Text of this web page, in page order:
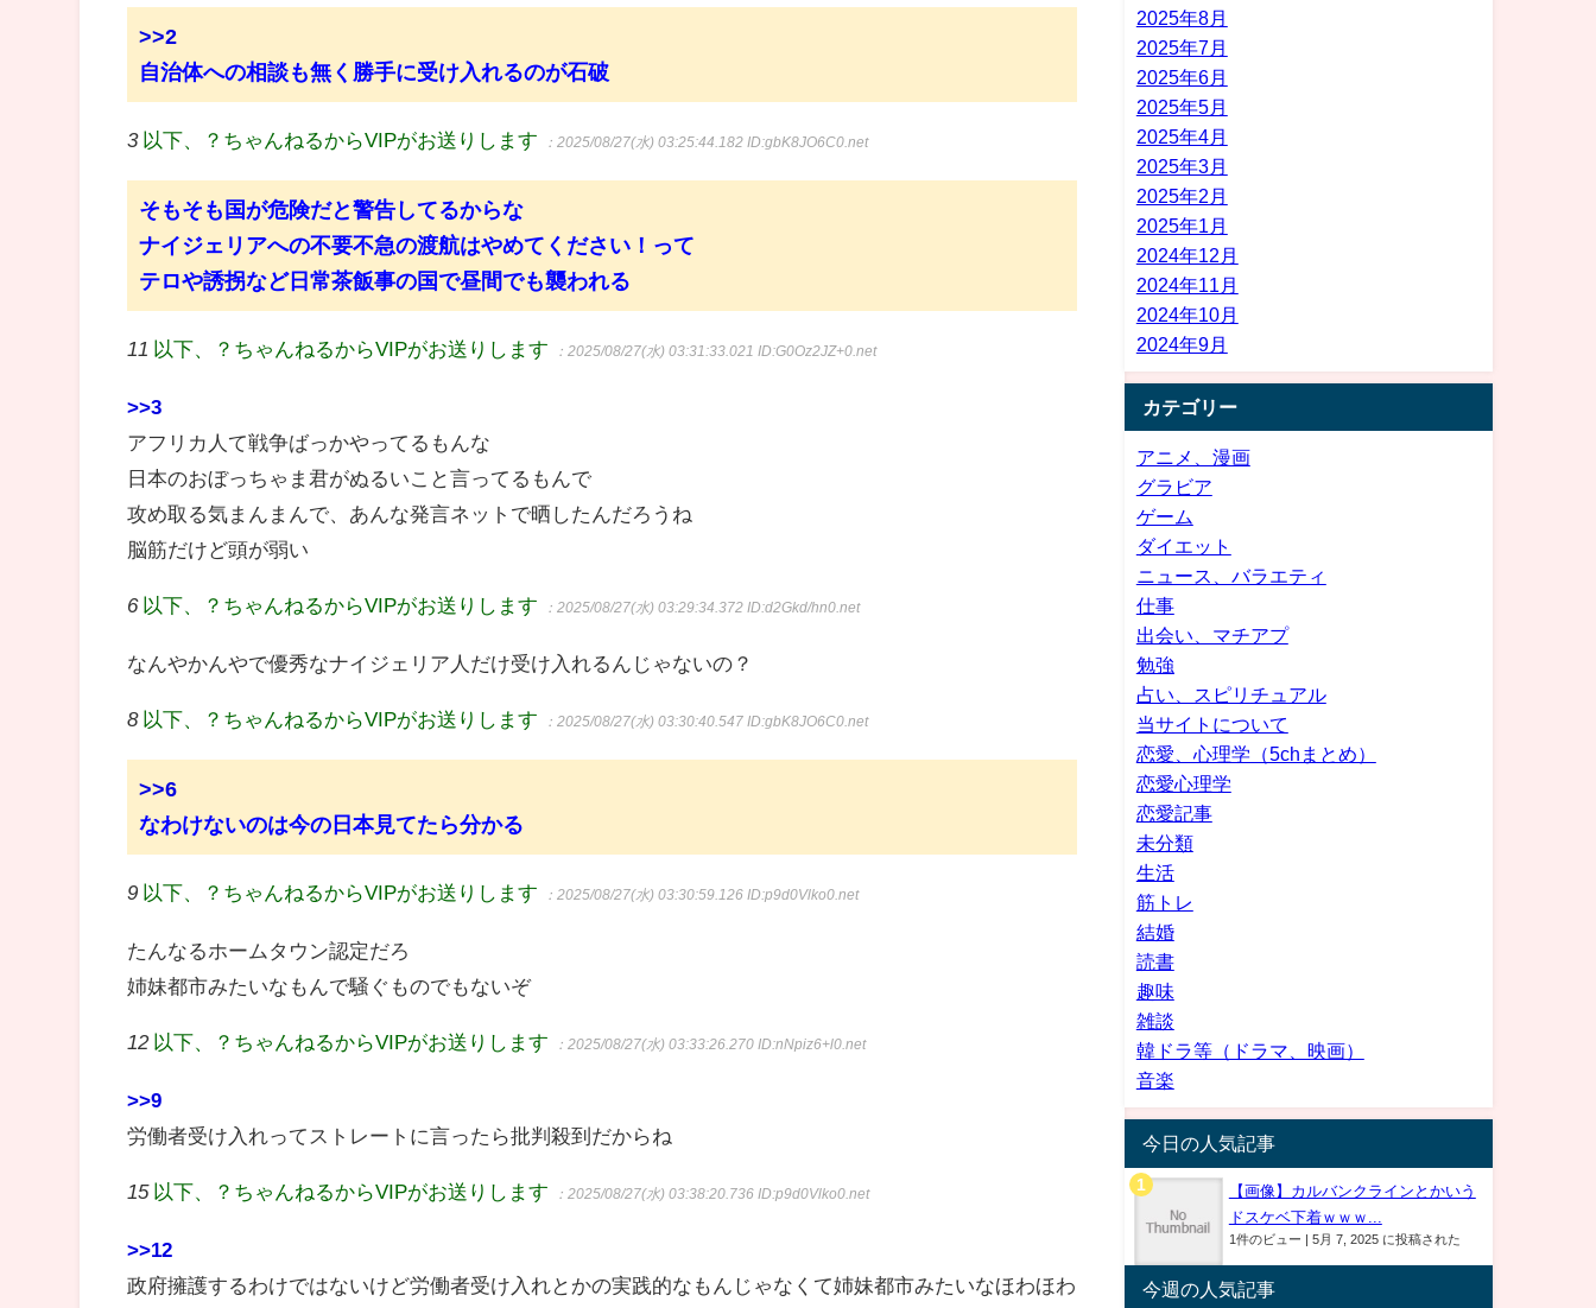
>>2
自治体への相談も無く勝手に受け入れるのが石破
3 以下、？ちゃんねるからVIPがお送りします ：2025/08/27(水) 03:25:44.182ID:gbK8JO6C0.net
そもそも国が危険だと警告してるからな
ナイジェリアへの不要不急の渡航はやめてください！って
テロや誘拐など日常茶飯事の国で昼間でも襲われる
11 以下、？ちゃんねるからVIPがお送りします ：2025/08/27(水) 03:31:33.021ID:G0Oz2JZ+0.net
>>3
アフリカ人て戦争ばっかやってるもんな
日本のおぼっちゃま君がぬるいこと言ってるもんで
攻め取る気まんまんで、あんな発言ネットで晒したんだろうね
脳筋だけど頭が弱い
6 以下、？ちゃんねるからVIPがお送りします ：2025/08/27(水) 03:29:34.372ID:d2Gkd/hn0.net
なんやかんやで優秀なナイジェリア人だけ受け入れるんじゃないの？
8 以下、？ちゃんねるからVIPがお送りします ：2025/08/27(水) 03:30:40.547ID:gbK8JO6C0.net
>>6
なわけないのは今の日本見てたら分かる
9 以下、？ちゃんねるからVIPがお送りします ：2025/08/27(水) 03:30:59.126ID:p9d0Vlko0.net
たんなるホームタウン認定だろ
姉妹都市みたいなもんで騒ぐものでもないぞ
12 以下、？ちゃんねるからVIPがお送りします ：2025/08/27(水) 03:33:26.270ID:nNpiz6+l0.net
>>9
労働者受け入れってストレートに言ったら批判殺到だからね
15 以下、？ちゃんねるからVIPがお送りします ：2025/08/27(水) 03:38:20.736ID:p9d0Vlko0.net
>>12
政府擁護するわけではないけど労働者受け入れとかの実践的なもんじゃなくて姉妹都市みたいなほわほわ
2025年8月
2025年7月
2025年6月
2025年5月
2025年4月
2025年3月
2025年2月
2025年1月
2024年12月
2024年11月
2024年10月
2024年9月
カテゴリー
アニメ、漫画
グラビア
ゲーム
ダイエット
ニュース、バラエティ
仕事
出会い、マチアプ
勉強
占い、スピリチュアル
当サイトについて
恋愛、心理学（5chまとめ）
恋愛心理学
恋愛記事
未分類
生活
筋トレ
結婚
読書
趣味
雑談
韓ドラ等（ドラマ、映画）
音楽
今日の人気記事
【画像】カルバンクラインとかいう
ドスケベ下着ｗｗｗ...
1件のビュー | 5月 7, 2025 に投稿された
今週の人気記事